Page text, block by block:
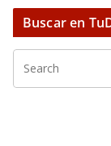
Buscar en